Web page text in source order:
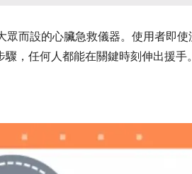
眾而設的心臟急救儀器。使用者即
驟，任何人都能在關鍵時刻伸出援手。